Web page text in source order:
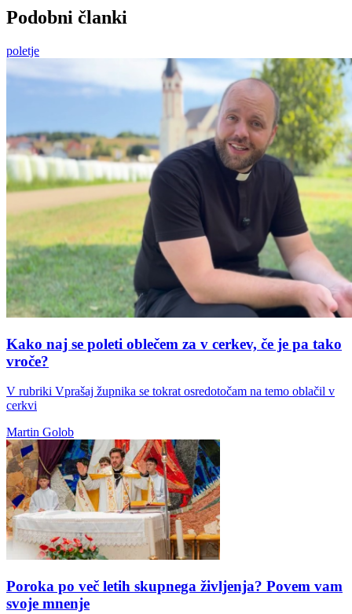
Podobni članki
poletje
Kako naj se poleti oblečem za v cerkev, če je pa tako
vroče?
V rubriki Vprašaj župnika se tokrat osredotočam na temo oblačil v
cerkvi
Martin Golob
Poroka po več letih skupnega življenja? Povem vam
svoje mnenje